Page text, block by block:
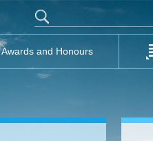
Awards and Honours